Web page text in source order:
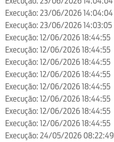
Execução: 23/06/2026 14:04:04
Execução: 23/06/2026 14:03:05
Execução: 12/06/2026 18:44:55
Execução: 12/06/2026 18:44:55
Execução: 12/06/2026 18:44:55
Execução: 12/06/2026 18:44:55
Execução: 12/06/2026 18:44:55
Execução: 12/06/2026 18:44:55
Execução: 12/06/2026 18:44:55
Execução: 12/06/2026 18:44:55
Execução: 24/05/2026 08:22:49